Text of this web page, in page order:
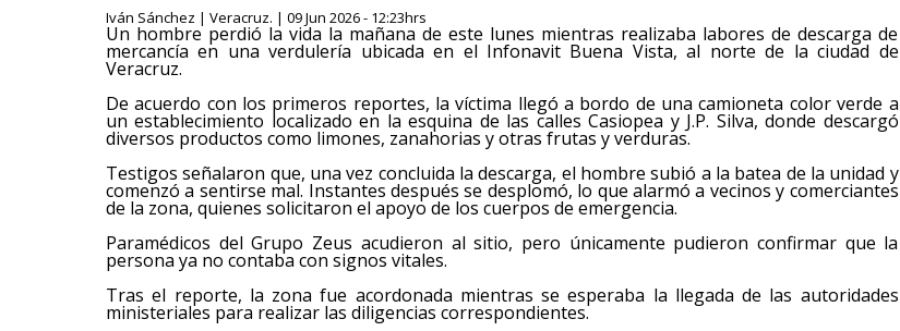
Iván Sánchez | Veracruz. | 09 Jun 2026 - 12:23hrs
Un hombre perdió la vida la mañana de este lunes mientras realizaba labores de descarga de
mercancía en una verdulería ubicada en el Infonavit Buena Vista, al norte de la ciudad de
Veracruz.
De acuerdo con los primeros reportes, la víctima llegó a bordo de una camioneta color verde a
un establecimiento localizado en la esquina de las calles Casiopea y J.P. Silva, donde descargó
diversos productos como limones, zanahorias y otras frutas y verduras.
Testigos señalaron que, una vez concluida la descarga, el hombre subió a la batea de la unidad y
comenzó a sentirse mal. Instantes después se desplomó, lo que alarmó a vecinos y comerciantes
de la zona, quienes solicitaron el apoyo de los cuerpos de emergencia.
Paramédicos del Grupo Zeus acudieron al sitio, pero únicamente pudieron confirmar que la
persona ya no contaba con signos vitales.
Tras el reporte, la zona fue acordonada mientras se esperaba la llegada de las autoridades
ministeriales para realizar las diligencias correspondientes.